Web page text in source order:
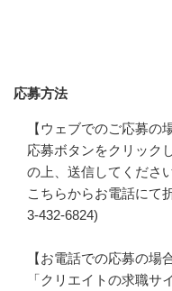
応募方法
【ウェブでのご応募の
応募ボタンをクリック
の上、送信してください
こちらからお電話にて
3-432-6824)
【お電話での応募の場合
「クリエイトの求職サ